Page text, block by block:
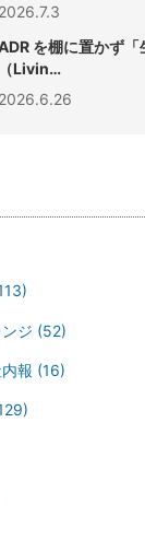
2026.7.3
を棚に置かず
（Livin…
2026.6.26
ジ (52)
報 (16)